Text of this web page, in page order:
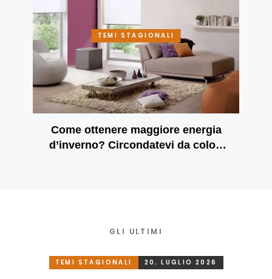
TEMI STAGIONALI
Come ottenere maggiore energia
d’inverno? Circondatevi da colori
GLI ULTIMI
TEMI STAGIONALI 20. LUGLIO 2026